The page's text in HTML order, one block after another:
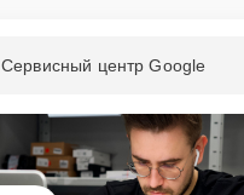
Сервисный центр Google